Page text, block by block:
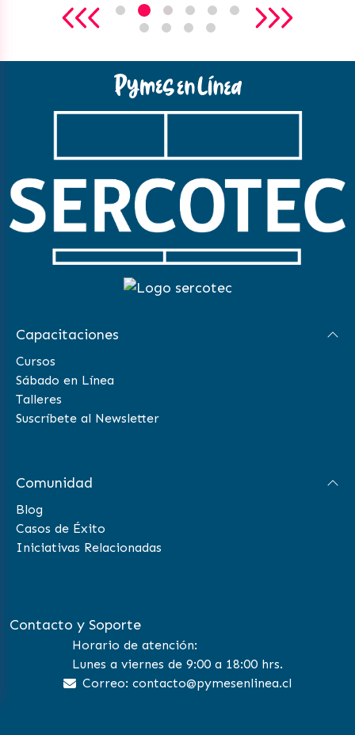
Capacitaciones
Cursos
Sábado en Línea
Talleres
Suscríbete al Newsletter
Comunidad
Blog
Casos de Éxito
Iniciativas Relacionadas
Contacto y Soporte
Horario de atención:
Lunes a viernes de 9:00 a 18:00 hrs.
Correo: contacto@pymesenlinea.cl